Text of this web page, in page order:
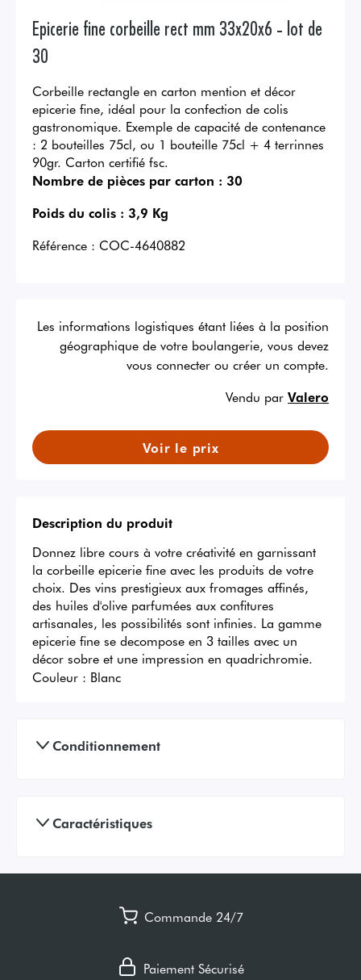
Epicerie fine corbeille rect mm 33x20x6 - lot de
30
Corbeille rectangle en carton mention et décor
epicerie fine, idéal pour la confection de colis
gastronomique. Exemple de capacité de contenance
: 2 bouteilles 75cl, ou 1 bouteille 75cl + 4 terrinnes
90gr. Carton certifié fsc.
Nombre de pièces par carton : 30
Poids du colis : 3,9 Kg
Référence : COC-4640882
Les informations logistiques étant liées à la position
géographique de votre boulangerie, vous devez
vous connecter ou créer un compte.
Vendu par Valero
Voir le prix
Description du produit
Donnez libre cours à votre créativité en garnissant
la corbeille epicerie fine avec les produits de votre
choix. Des vins prestigieux aux fromages affinés,
des huiles d'olive parfumées aux confitures
artisanales, les possibilités sont infinies. La gamme
epicerie fine se decompose en 3 tailles avec un
décor sobre et une impression en quadrichromie.
Couleur : Blanc
Conditionnement
Caractéristiques
Commande 24/7
Paiement Sécurisé